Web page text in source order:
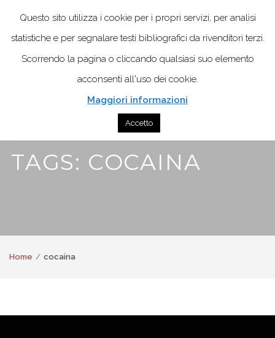
TAGS: COCAINA
Home cocaina
Questo sito utilizza i cookie per i propri servizi, per analisi
statistiche e per segnalare testi bibliografici da rivenditori terzi.
Scorrendo la pagina o cliccando qualsiasi suo elemento
acconsenti all'uso dei cookie.
Maggiori informazioni
Accetto